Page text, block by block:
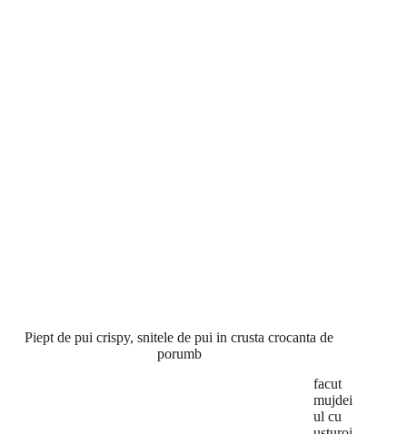
Piept de pui crispy, snitele de pui in crusta crocanta de
porumb
facut
mujdei
ul cu